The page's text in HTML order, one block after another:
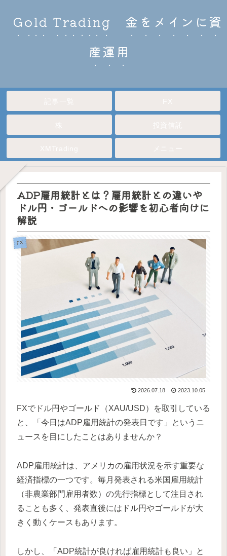
Gold Trading 金をメインに資
産運用
ADP雇用統計とは？雇用統計との違いや
ドル円・ゴールドへの影響を初心者向けに
解説
FX
2026.07.18 2023.10.05
FXでドル円やゴールド（XAU/USD）を取引している
と、「今日はADP雇用統計の発表日です」というニ
ュースを目にしたことはありませんか？
ADP雇用統計は、アメリカの雇用状況を示す重要な
経済指標の一つです。毎月発表される米国雇用統計
（非農業部門雇用者数）の先行指標として注目され
ることも多く、発表直後にはドル円やゴールドが大
きく動くケースもあります。
しかし、「ADP統計が良ければ雇用統計も良い」と